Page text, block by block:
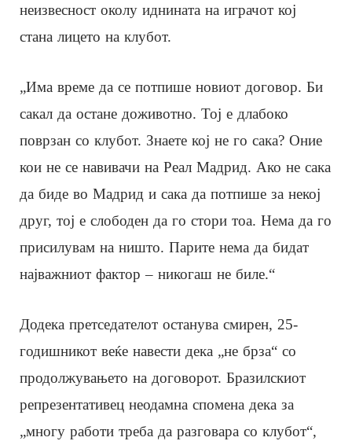
неизвесност околу иднината на играчот кој
стана лицето на клубот.
„Има време да се потпише новиот договор. Би
сакал да остане доживотно. Тој е длабоко
поврзан со клубот. Знаете кој не го сака? Оние
кои не се навивачи на Реал Мадрид. Ако не сака
да биде во Мадрид и сака да потпише за некој
друг, тој е слободен да го стори тоа. Нема да го
присилувам на ништо. Парите нема да бидат
најважниот фактор – никогаш не биле.“
Додека претседателот останува смирен, 25-
годишникот веќе навести дека „не брза“ со
продолжувањето на договорот. Бразилскиот
репрезентативец неодамна спомена дека за
„многу работи треба да разговара со клубот“,